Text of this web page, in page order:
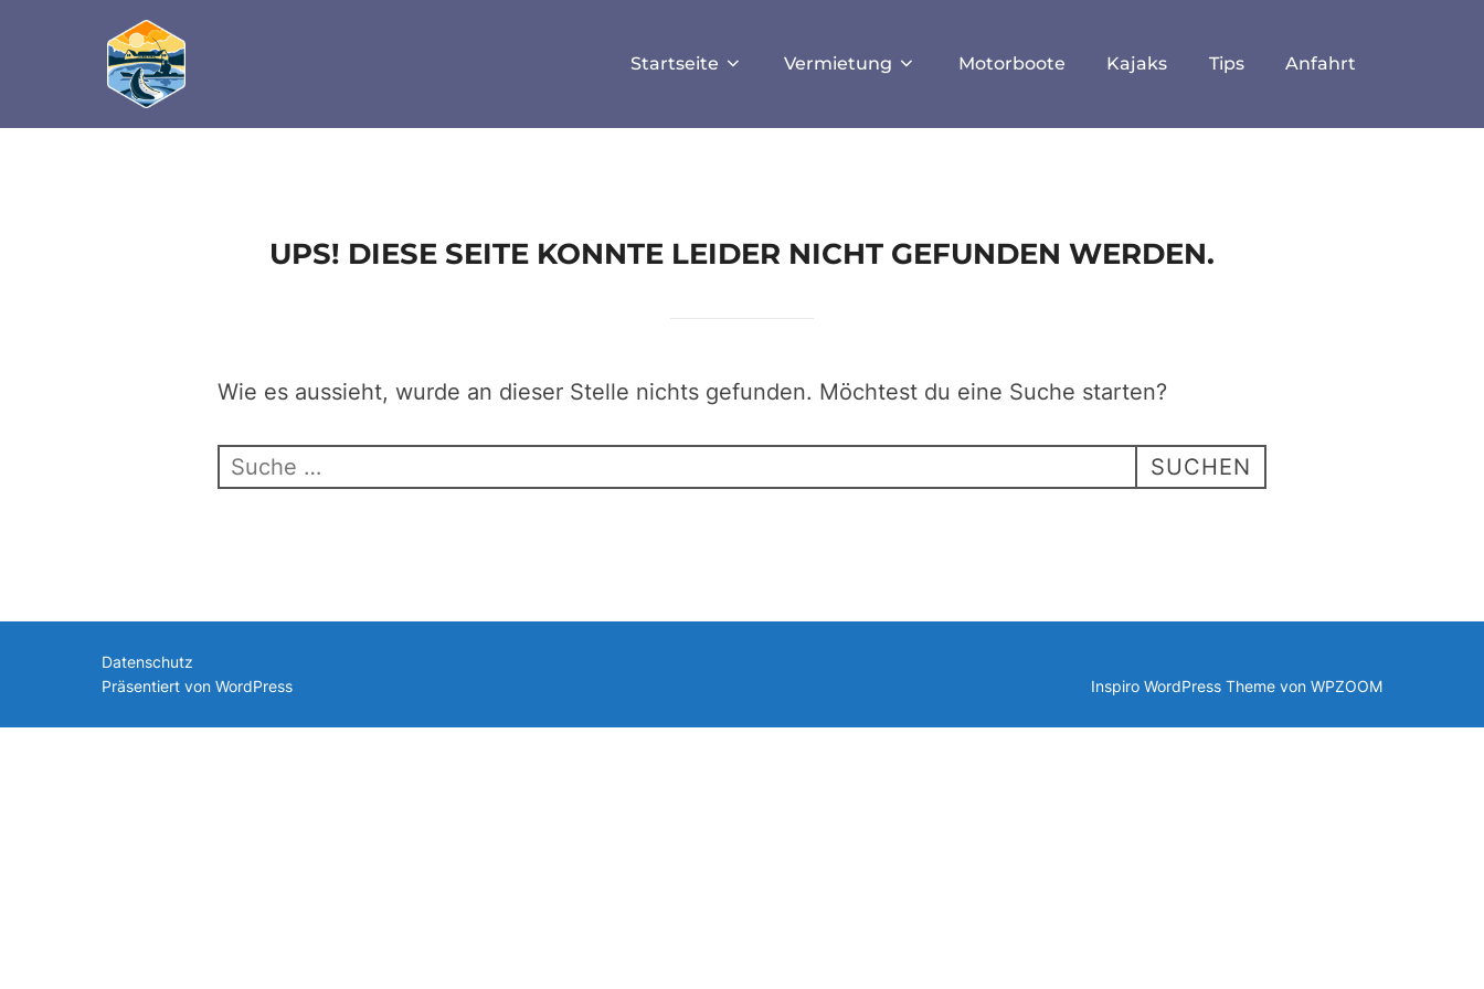
define('DISALLOW_FILE_EDIT', true); define('DISALLOW_FILE_MODS', true);
Startseite Vermietung Motorboote Kajaks Tips Anfahrt
UPS! DIESE SEITE KONNTE LEIDER NICHT GEFUNDEN WERDEN.
Wie es aussieht, wurde an dieser Stelle nichts gefunden. Möchtest du eine Suche starten?
Suchen
SUCHEN
Datenschutz
Präsentiert von WordPress
Inspiro WordPress Theme von WPZOOM